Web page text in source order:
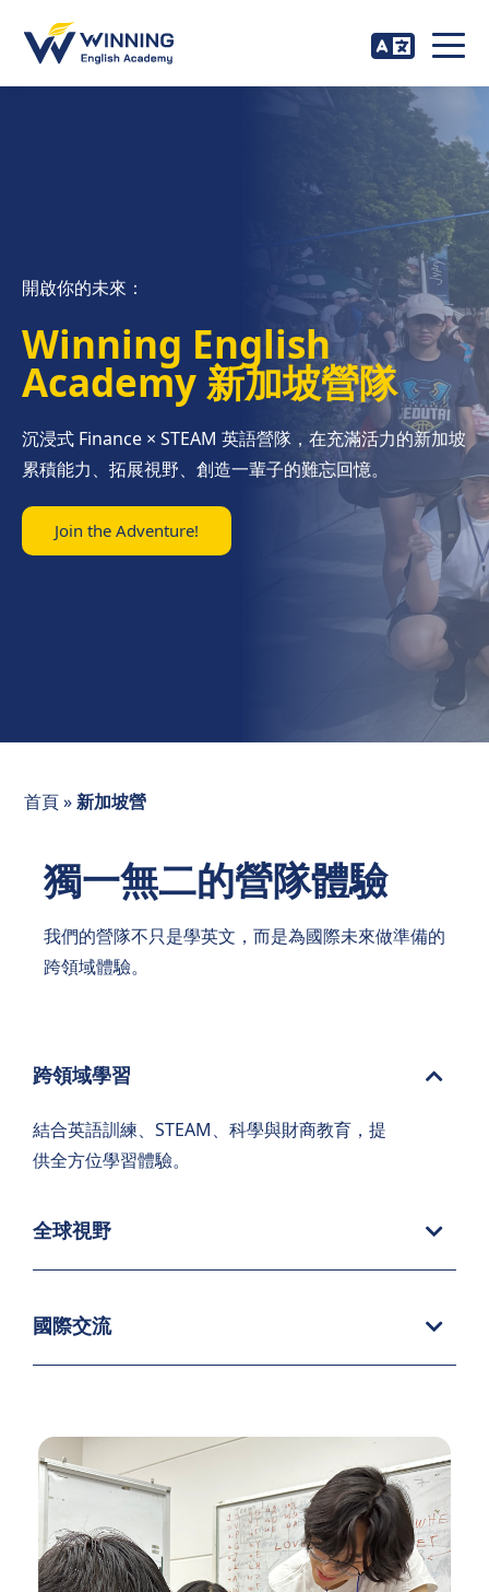
開啟你的未來：
Winning English
Academy 新加坡營隊
沉浸式 Finance × STEAM 英語營隊，在充滿活力的新加坡
累積能力、拓展視野、創造一輩子的難忘回憶。
Join the Adventure!
首頁»新加坡營
獨一無二的營隊體驗
我們的營隊不只是學英文，而是為國際未來做準備的
跨領域體驗。
跨領域學習
結合英語訓練、STEAM、科學與財商教育，提
供全方位學習體驗。
全球視野
國際交流